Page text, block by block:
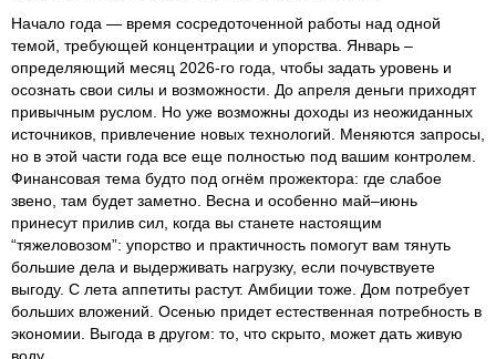
Начало года — время сосредоточенной работы над одной
темой, требующей концентрации и упорства. Январь –
определяющий месяц 2026-го года, чтобы задать уровень и
осознать свои силы и возможности. До апреля деньги приходят
привычным руслом. Но уже возможны доходы из неожиданных
источников, привлечение новых технологий. Меняются запросы,
но в этой части года все еще полностью под вашим контролем.
Финансовая тема будто под огнём прожектора: где слабое
звено, там будет заметно. Весна и особенно май–июнь
принесут прилив сил, когда вы станете настоящим
“тяжеловозом”: упорство и практичность помогут вам тянуть
большие дела и выдерживать нагрузку, если почувствуете
выгоду. С лета аппетиты растут. Амбиции тоже. Дом потребует
больших вложений. Осенью придет естественная потребность в
экономии. Выгода в другом: то, что скрыто, может дать живую